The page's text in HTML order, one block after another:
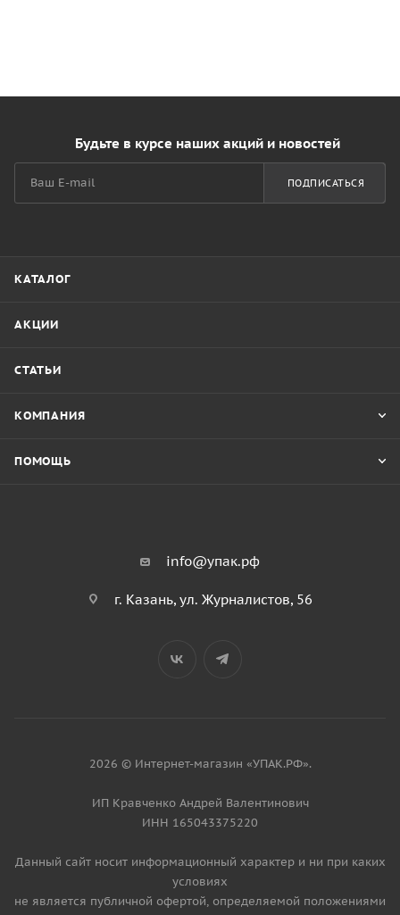
Будьте в курсе наших акций и новостей
ПОДПИСАТЬСЯ
КАТАЛОГ
АКЦИИ
СТАТЬИ
КОМПАНИЯ
ПОМОЩЬ
info@упак.рф
г. Казань, ул. Журналистов, 56
2026 © Интернет-магазин «УПАК.РФ».
ИП Кравченко Андрей Валентинович
ИНН 165043375220
Данный сайт носит информационный характер и ни при каких
условиях
не является публичной офертой, определяемой положениями